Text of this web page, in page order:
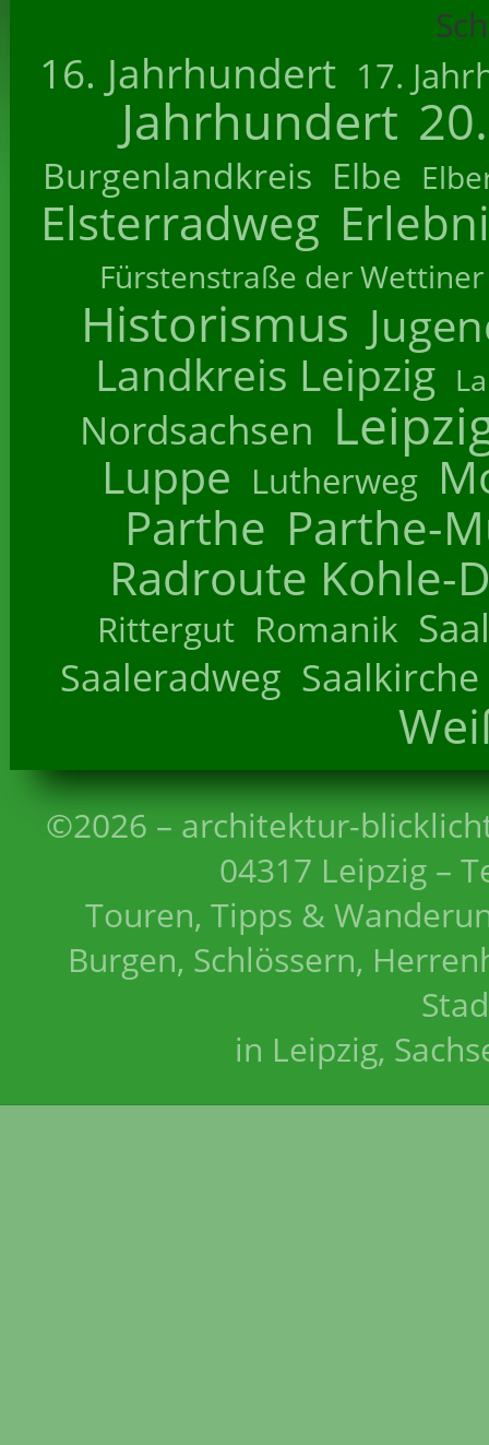
16. Jahrhundert 17.
Jahrhundert
Burgenlandkreis Elbe
Elsterradweg
Fürstenstraße der Wettiner
Historismus
Landkreis Leipzig
Nordsachsen
Luppe Lutherweg
Parthe Parthe-
Radroute Kohle-
Rittergut Romanik
Saaleradweg Saalkirche
©2026 – architektur-
04317 Leipzig –
Touren, Tipps &
Burgen, Schlössern,
in Leipzig,